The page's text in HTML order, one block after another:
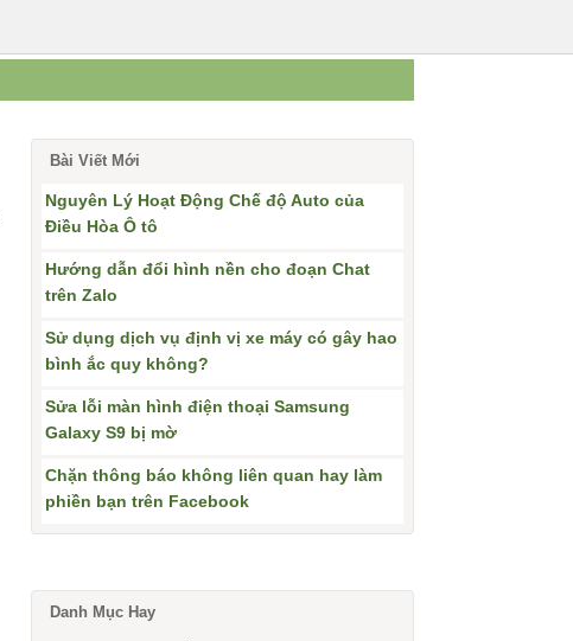
Bài Viết Mới
Nguyên Lý Hoạt Động Chế độ Auto của
Điều Hòa Ô tô
Hướng dẫn đổi hình nền cho đoạn Chat
trên Zalo
Sử dụng dịch vụ định vị xe máy có gây hao
bình ắc quy không?
Sửa lỗi màn hình điện thoại Samsung
Galaxy S9 bị mờ
Chặn thông báo không liên quan hay làm
phiền bạn trên Facebook
Danh Mục Hay